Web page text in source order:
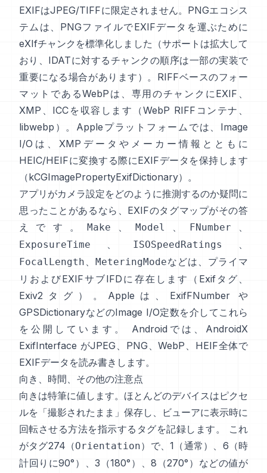
EXIFはJPEG/TIFFに限定されません。PNGエコシス
テムは、PNGファイルでEXIFデータを運ぶために
eXIfチャンク を標準化しました（サポートは拡大して
おり、IDATに対するチャンクの順序は一部の実装で
重要になる場合があります）。RIFFベースのフォー
マットであるWebPは、専用のチャンクにEXIF、
XMP、ICCを収容します（WebP RIFFコンテナ 、
libwebp ）。Appleプラットフォームでは、 Image
I/O は、XMPデータやメーカー情報とともに
HEIC/HEIFに変換する際にEXIFデータを保持します
（kCGImagePropertyExifDictionary）。
アプリがカメラ設定をどのように推測するのか疑問に
思ったことがあるなら、EXIFのタグマップがその答
えです。 Make 、 Model 、 FNumber 、
ExposureTime 、 ISOSpeedRatings 、
FocalLength 、 MeteringModeなどは、プライマ
リおよびEXIFサブIFDに存在します（ Exifタグ 、
Exiv2タグ ）。Appleは、 ExifFNumber
や
GPSDictionaryなどのImage I/O定数を介してこれら
を公開しています。 Androidでは、 AndroidX
ExifInterface がJPEG、PNG、WebP、HEIF全体で
EXIFデータを読み書きします。
向き、時間、その他の注意点
向きは特筆に値します。ほとんどのデバイスはピクセ
ルを「撮影されたまま」保存し、ビューアに表示時に
回転させる方法を指示するタグを記録します。 これ
がタグ274（Orientation）で、1（通常）、6（時
計回りに90°）、3（180°）、8（270°）などの値が